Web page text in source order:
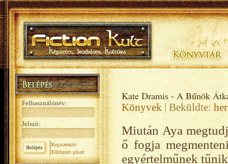
Felhasználónév:
Jelszó:
Regisztráció
Elfelejtett jelszó
Kate Dramis - A Bűnök
Könyvek | Beküldte:
Miután Aya
ő fogja
egyértelműnek